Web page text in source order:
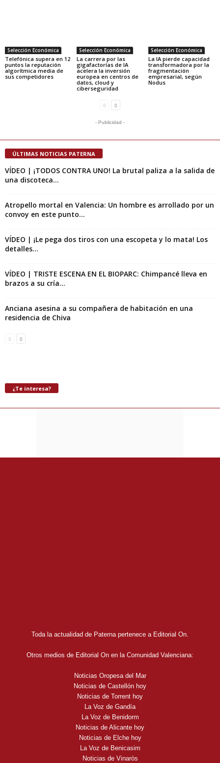
Selección Económica
Telefónica supera en 12
puntos la reputación
algorítmica media de
sus competidores
Selección Económica
La carrera por las
gigafactorías de IA
acelera la inversión
europea en centros de
datos, cloud y
ciberseguridad
Selección Económica
La IA pierde capacidad
transformadora por la
fragmentación
empresarial, según
Nodus
- Publicidad -
ÚLTIMAS NOTICIAS PATERNA
VÍDEO | ¡TODOS CONTRA UNO! La brutal paliza a la salida de
una discoteca...
Atropello mortal en Valencia: Un hombre es arrollado por un
convoy en este punto...
VÍDEO | ¡Le pega dos tiros con una escopeta y lo mata! Los
detalles...
VÍDEO | TRISTE ESCENA EN EL BIOPARC: Chimpancé lleva en
brazos a su cría...
Anciana asesina a su compañera de habitación en una
residencia de Chiva
¿Te interesa?
Toda la actualidad de Paterna pertenece a Editorial On.
Otros medios de Editorial On en la Comunidad Valenciana:
Noticias Oropesa del Mar
Noticias de Castellón hoy
Noticias de Torrent hoy
La Voz de Gandía
La Voz de Benidorm
Noticias de Alicante hoy
Noticias de Elche hoy
La Voz de Benicasim
Noticias de Vinaròs